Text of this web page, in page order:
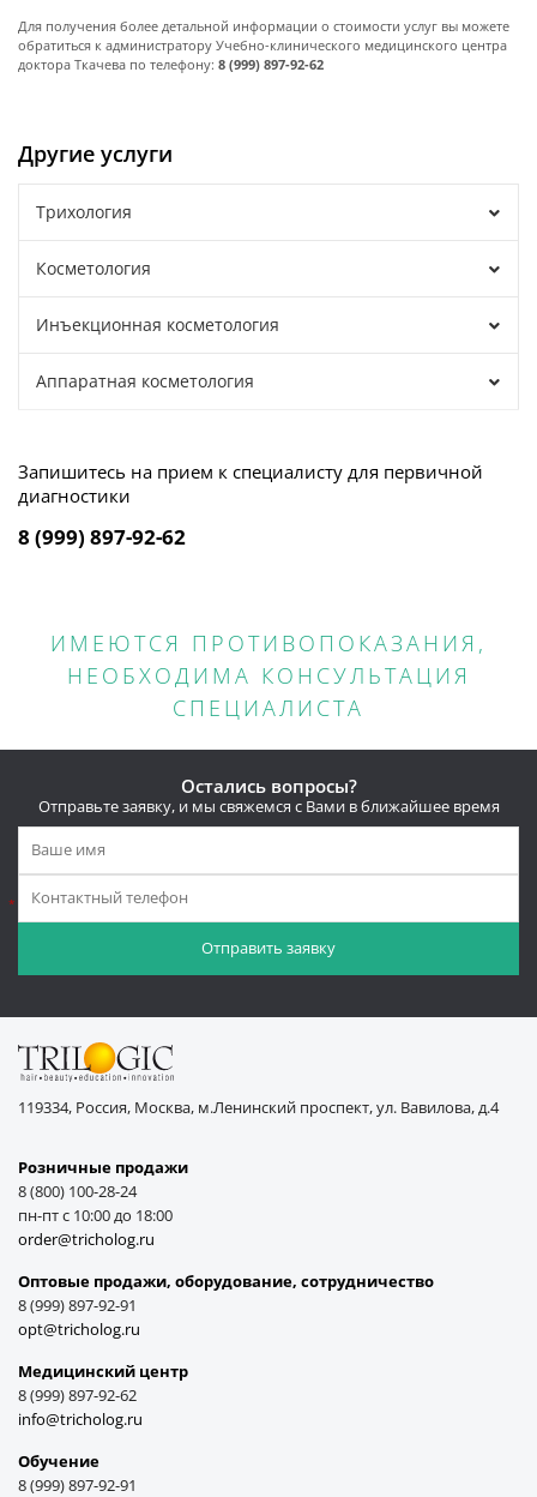
Для получения более детальной информации о стоимости услуг вы можете
обратиться к администратору Учебно-клинического медицинского центра
доктора Ткачева по телефону: 8 (999) 897-92-62
Другие услуги
Трихология
Косметология
Инъекционная косметология
Аппаратная косметология
Запишитесь на прием к специалисту для первичной
диагностики
8 (999) 897-92-62
ИМЕЮТСЯ ПРОТИВОПОКАЗАНИЯ,
НЕОБХОДИМА КОНСУЛЬТАЦИЯ
СПЕЦИАЛИСТА
Остались вопросы?
Отправьте заявку, и мы свяжемся с Вами в ближайшее время
*
119334, Россия, Москва, м.Ленинский проспект, ул. Вавилова, д.4
Розничные продажи
8 (800) 100-28-24
пн-пт с 10:00 до 18:00
order@tricholog.ru
Оптовые продажи, оборудование, cотрудничество
8 (999) 897-92-91
opt@tricholog.ru
Медицинский центр
8 (999) 897-92-62
info@tricholog.ru
Обучение
8 (999) 897-92-91